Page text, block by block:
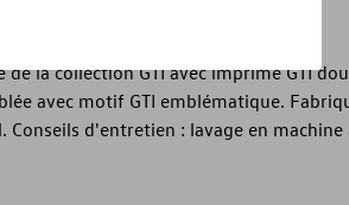
de la collection GTI avec imprimé GTI
avec motif GTI emblématique.
d'entretien : lavage en machine